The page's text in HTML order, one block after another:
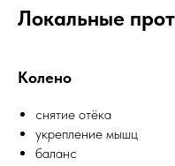
Локальные
Колено
снятие отёка
укрепление мышц
баланс